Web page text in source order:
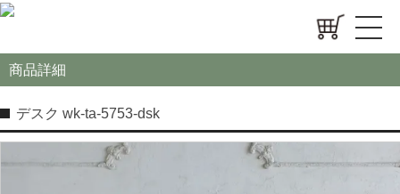
商品詳細
デスク wk-ta-5753-dsk